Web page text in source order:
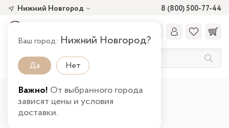
8 (800) 500-77-44
Нижний Новгород
Ваш город: Нижний Новгород?
Да Нет
Важно! От выбранного города
зависят цены и условия
доставки.
Главная Новинки